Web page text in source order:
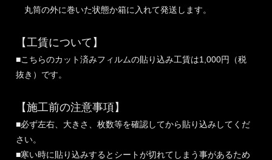
丸筒の外に巻いた状態か箱に入れて発送します。
【工賃について】
■こちらのカット済みフィルムの貼り込み工賃は1,000円（税
抜き）です。
【施工前の注意事項】
■必ず左右、大きさ、枚数等を確認してから貼り込みしてくだ
さい。
■寒い時に貼り込みするとシートが切れてしまう事があるため